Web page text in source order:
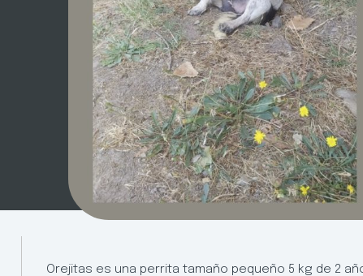
Orejitas es una perrita tamaño pequeño 5 kg de 2